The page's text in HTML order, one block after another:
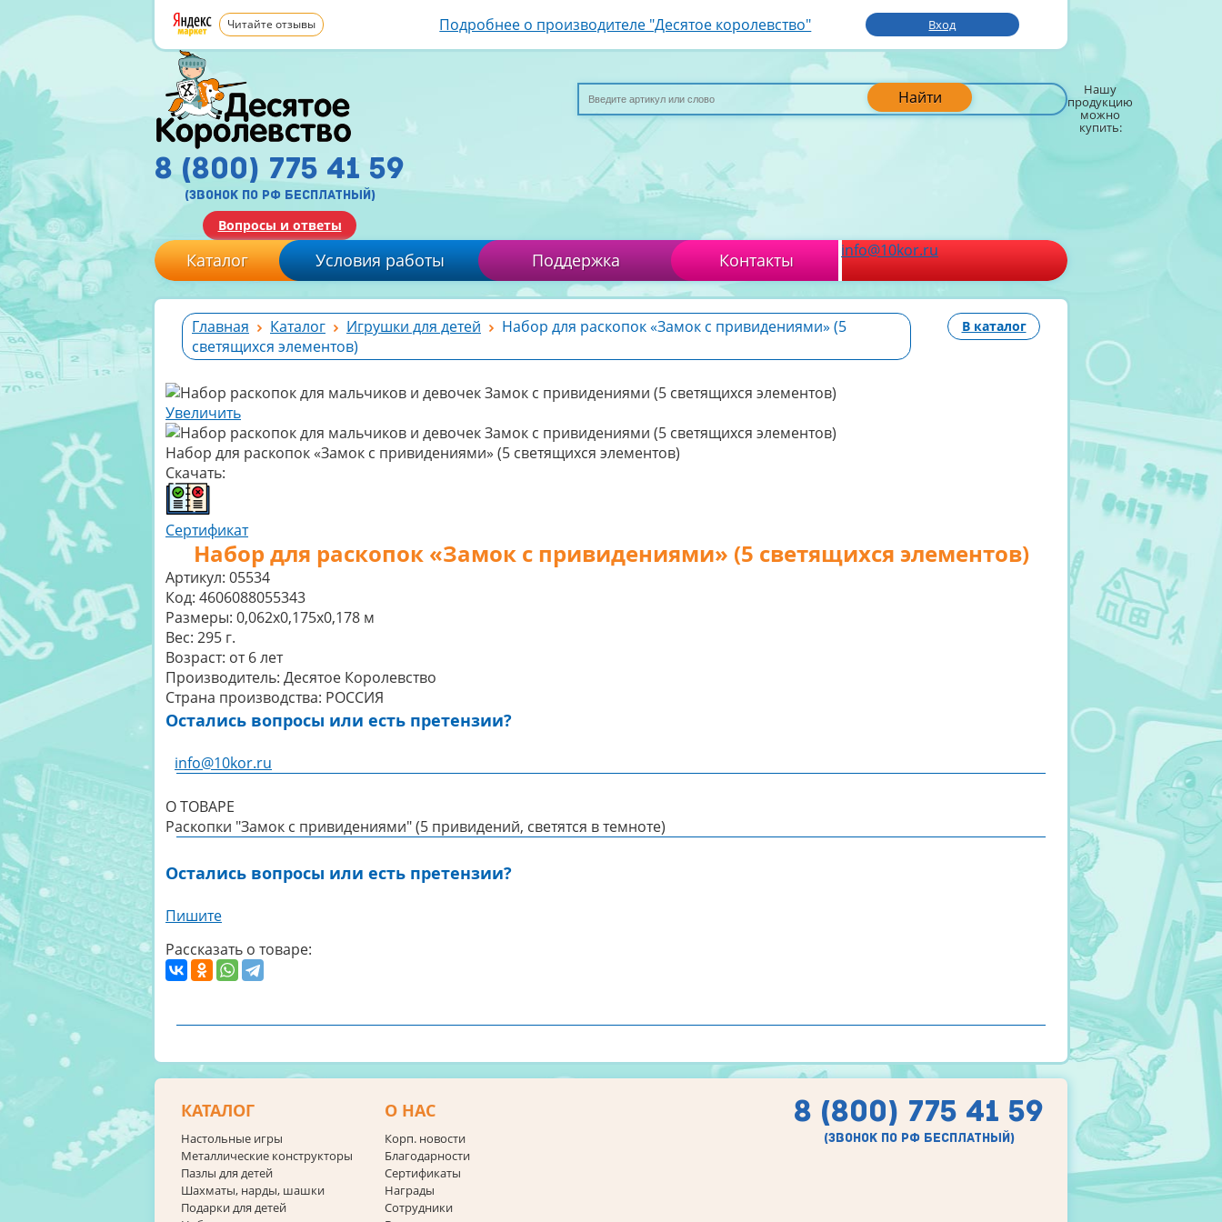
Читайте отзывы Подробнее о производителе "Десятое королевство" Вход
Найти Нашу
продукцию
можно
купить:
8 (800) 775 41 59
(звонок по рф бесплатный)
Вопросы и ответы
Каталог Условия работы Поддержка Контакты info@10kor.ru
Главная Каталог Игрушки для детей
Набор для раскопок «Замок с привидениями» (5
светящихся элементов)
В каталог
Увеличить
Набор для раскопок «Замок с привидениями» (5 светящихся элементов)
Скачать:
Сертификат
Набор для раскопок «Замок с привидениями» (5 светящихся элементов)
Артикул: 05534
Код: 4606088055343
Размеры: 0,062x0,175x0,178 м
Вес: 295 г.
Возраст: от 6 лет
Производитель: Десятое Королевство
Страна производства: РОССИЯ
Остались вопросы или есть претензии?
info@10kor.ru
О ТОВАРЕ
Раскопки "Замок с привидениями" (5 привидений, светятся в темноте)
Остались вопросы или есть претензии?
Пишите
Рассказать о товаре:
КАТАЛОГ
Настольные игры
Металлические конструкторы
Пазлы для детей
Шахматы, нарды, шашки
Подарки для детей
О НАС
Корп. новости
Благодарности
Сертификаты
Награды
Сотрудники
8 (800) 775 41 59
(звонок по рф бесплатный)